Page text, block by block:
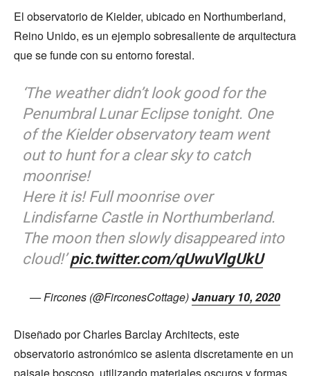
El observatorio de Kielder, ubicado en Northumberland,
Reino Unido, es un ejemplo sobresaliente de arquitectura
que se funde con su entorno forestal.
‘The weather didn’t look good for the
Penumbral Lunar Eclipse tonight. One
of the Kielder observatory team went
out to hunt for a clear sky to catch
moonrise!
Here it is! Full moonrise over
Lindisfarne Castle in Northumberland.
The moon then slowly disappeared into
cloud!’pic.twitter.com/qUwuVlgUkU
— Fircones (@FirconesCottage)January 10, 2020
Diseñado por Charles Barclay Architects, este
observatorio astronómico se asienta discretamente en un
paisaje boscoso, utilizando materiales oscuros y formas